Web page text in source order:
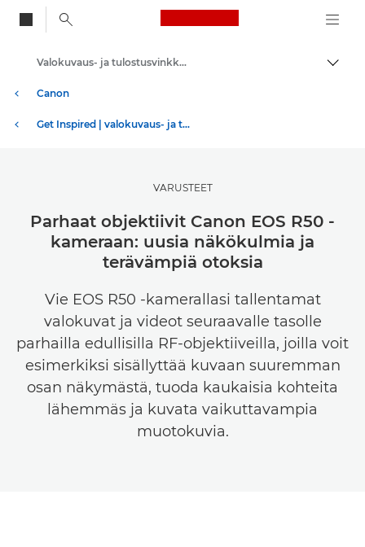
Canon Logo, back
Canon
Get Inspired | valokuvaus- ja tulostusvinkkejä sekä ostajan oppaita
Valokuvaus- ja tulostusvinkkejä ja -tekniikoita
VARUSTEET
Parhaat objektiivit Canon EOS R50 -
kameraan: uusia näkökulmia ja
terävämpiä otoksia
Vie EOS R50 -kamerallasi tallentamat
valokuvat ja videot seuraavalle tasolle
parhailla edullisilla RF-objektiiveilla, joilla voit
esimerkiksi sisällyttää kuvaan suuremman
osan näkymästä, tuoda kaukaisia kohteita
lähemmäs ja kuvata vaikuttavampia
muotokuvia.